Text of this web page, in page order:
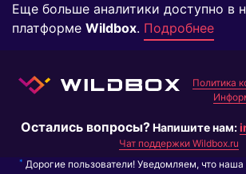
Еще больше аналитики доступно в
платформе Wildbox. Подробнее
Политика
Остались вопросы?Напишите нам:
Чат поддержки Wildbox.ru
* Дорогие пользователи! Уведомляем, что